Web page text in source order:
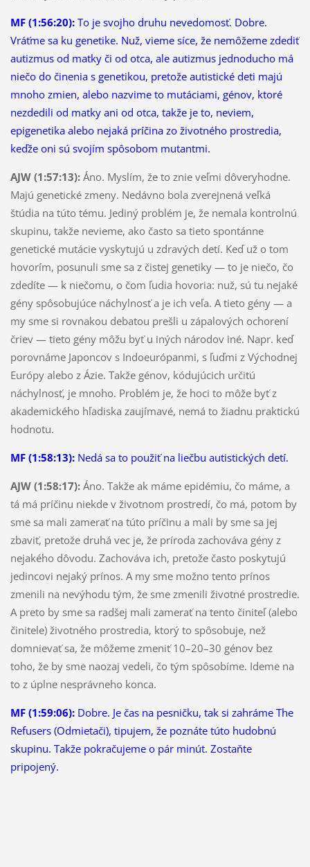
MF (1:56:20):To je svojho druhu nevedomosť. Dobre.
Vráťme sa ku genetike. Nuž, vieme síce, že nemôžeme zdediť
autizmus od matky či od otca, ale autizmus jednoducho má
niečo do činenia s genetikou, pretože autistické deti majú
mnoho zmien, alebo nazvime to mutáciami, génov, ktoré
nezdedili od matky ani od otca, takže je to, neviem,
epigenetika alebo nejaká príčina zo životného prostredia,
keďže oni sú svojím spôsobom mutantmi.
AJW (1:57:13):Áno. Myslím, že to znie veľmi dôveryhodne.
Majú genetické zmeny. Nedávno bola zverejnená veľká
štúdia na túto tému. Jediný problém je, že nemala kontrolnú
skupinu, takže nevieme, ako často sa tieto spontánne
genetické mutácie vyskytujú u zdravých detí. Keď už o tom
hovorím, posunuli sme sa z čistej genetiky — to je niečo, čo
zdedíte — k niečomu, o čom ľudia hovoria: nuž, sú tu nejaké
gény spôsobujúce náchylnosť a je ich veľa. A tieto gény — a
my sme si rovnakou debatou prešli u zápalových ochorení
čriev — tieto gény môžu byť u iných národov iné. Napr. keď
porovnáme Japoncov s Indoeurópanmi, s ľuďmi z Východnej
Európy alebo z Ázie. Takže génov, kódujúcich určitú
náchylnosť, je mnoho. Problém je, že hoci to môže byť z
akademického hľadiska zaujímavé, nemá to žiadnu praktickú
hodnotu.
MF (1:58:13):Nedá sa to použiť na liečbu autistických detí.
AJW (1:58:17):Áno. Takže ak máme epidémiu, čo máme, a
tá má príčinu niekde v životnom prostredí, čo má, potom by
sme sa mali zamerať na túto príčinu a mali by sme sa jej
zbaviť, pretože druhá vec je, že príroda zachováva gény z
nejakého dôvodu. Zachováva ich, pretože často poskytujú
jedincovi nejaký prínos. A my sme možno tento prínos
zmenili na nevýhodu tým, že sme zmenili životné prostredie.
A preto by sme sa radšej mali zamerať na tento činiteľ (alebo
činitele) životného prostredia, ktorý to spôsobuje, než
domnievať sa, že môžeme zmeniť 10–20–30 génov bez
toho, že by sme naozaj vedeli, čo tým spôsobíme. Ideme na
to z úplne nesprávneho konca.
MF (1:59:06):Dobre. Je čas na pesničku, tak si zahráme The
Refusers (Odmietači), tipujem, že poznáte túto hudobnú
skupinu. Takže pokračujeme o pár minút. Zostaňte
pripojený.